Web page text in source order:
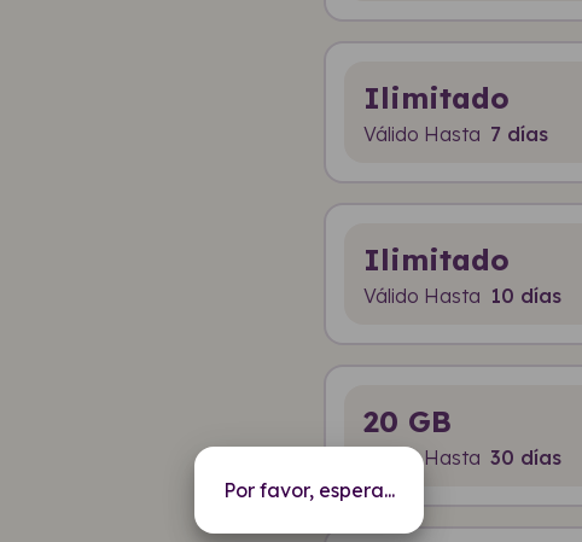
Por favor, espera...
Ilimitado
Válido Hasta 7 días
Ilimitado
Válido Hasta 10 días
20 GB
Válido Hasta 30 días